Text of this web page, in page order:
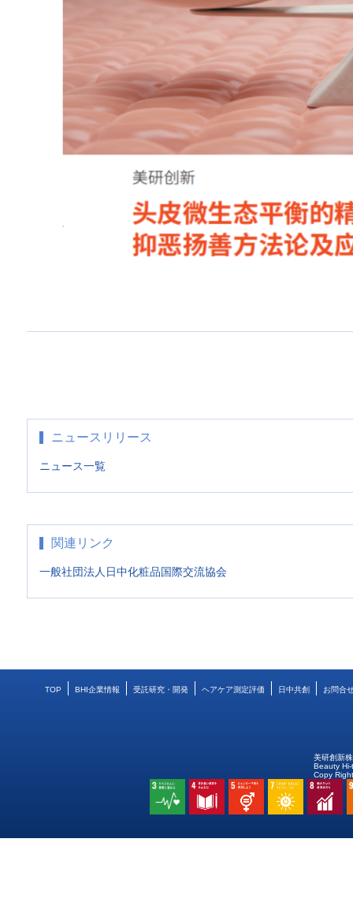
ニュースリリース
ニュース一覧
関連リンク
一般社団法人日中化粧品国際交流協会
TOP BHI企業情報 受託研究・開発 ヘアケア測定評価 日中共創 お問合
美研創新
Beauty
Copy